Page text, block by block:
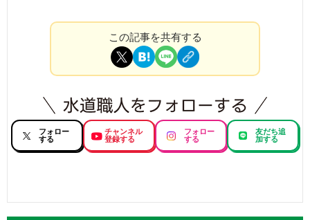
この記事を共有する
フォロー
する
チャンネル
登録する
フォロー
する
友だち追
加する